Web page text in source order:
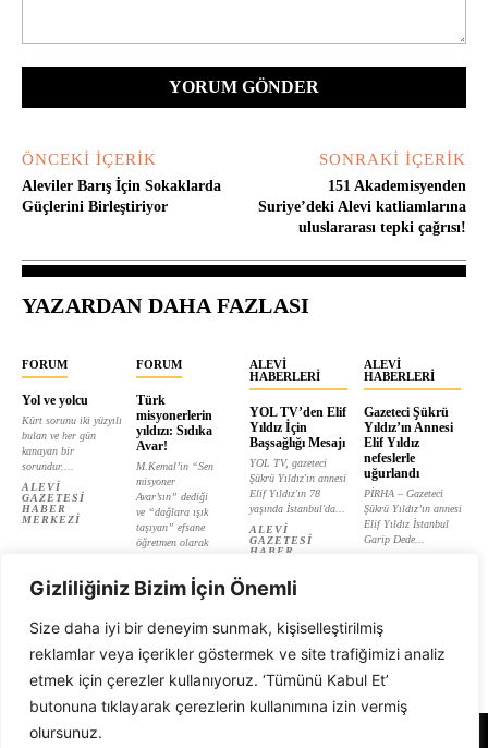
Gizliliğiniz Bizim İçin Önemli
Size daha iyi bir deneyim sunmak, kişiselleştirilmiş
reklamlar veya içerikler göstermek ve site trafiğimizi analiz
etmek için çerezler kullanıyoruz. ‘Tümünü Kabul Et’
butonuna tıklayarak çerezlerin kullanımına izin vermiş
olursunuz.
ÖNCEKI İÇERIK
Aleviler Barış İçin Sokaklarda
Güçlerini Birleştiriyor
SONRAKI İÇERIK
151 Akademisyenden
Suriye’deki Alevi katliamlarına
uluslararası tepki çağrısı!
YAZARDAN DAHA FAZLASI
FORUM
Yol ve yolcu
Kürt sorunu iki yüzyılı
bulan ve her gün
kanayan bir
sorundur....
ALEVI
GAZETESI
HABER
MERKEZI
FORUM
Türk
misyonerlerin
yıldızı: Sıdıka
Avar!
M.Kemal’in “Sen
misyoner
Avar’sın” dediği
ve “dağlara ışık
taşıyan” efsane
öğretmen olarak
ALEVI
GAZETESI
ALEVI
HABERLERI
YOL TV’den Elif
Yıldız İçin
Başsağlığı Mesajı
YOL TV, gazeteci
Şükrü Yıldız'ın annesi
Elif Yıldız'ın 78
yaşında İstanbul'da...
ALEVI
GAZETESI
HABER
ALEVI
HABERLERI
Gazeteci Şükrü
Yıldız’ın Annesi
Elif Yıldız
nefeslerle
uğurlandı
PİRHA – Gazeteci
Şükrü Yıldız’ın annesi
Elif Yıldız İstanbul
Garip Dede...